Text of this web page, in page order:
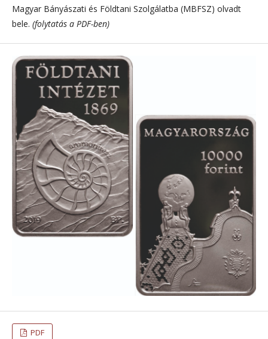
Magyar Bányászati és Földtani Szolgálatba (MBFSZ) olvadt
bele. (folytatás a PDF-ben)
PDF